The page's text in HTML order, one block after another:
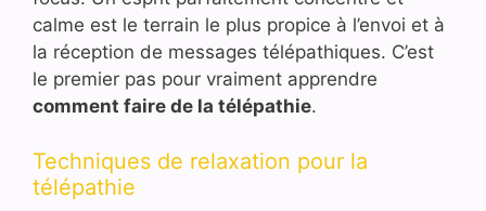
calme est le terrain le plus propice à l’envoi et à
la réception de messages télépathiques. C’est
le premier pas pour vraiment apprendre
comment faire de la télépathie.
Techniques de relaxation pour la
télépathie